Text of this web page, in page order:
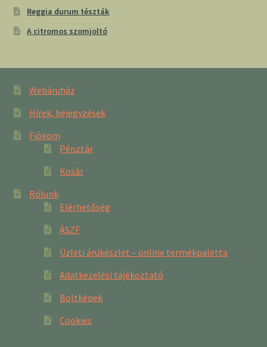
Reggia durum tészták
A citromos szomjoltó
Webáruház
Hírek, bejegyzések
Fiókom
Pénztár
Kosár
Rólunk
Elérhetőség
ÁSZF
Üzleti árukészlet – online termékpaletta
Adatkezelési tájékoztató
Boltképek
Cookies